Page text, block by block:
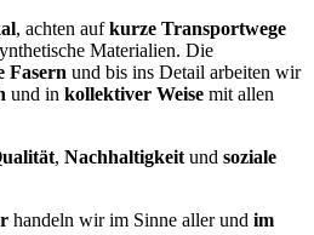
, achten aufkurze Transportwege
Materialien. Die
Fasern und bis ins Detail arbeiten wir
und in kollektiver Weise mit allen
, Nachhaltigkeitund soziale
handeln wir im Sinne aller und im